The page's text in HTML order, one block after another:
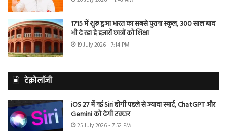
1715 में शुरू हुआ भारत का सबसे पुराना स्कूल, 300 साल बाद
भी दे रहा है हजारों छात्रों को शिक्षा
19 July 2026 - 7:14 PM
टेक्नोलॉजी
iOS 27 में नई Siri होगी पहले से ज्यादा स्मार्ट, ChatGPT और
Gemini को देगी टक्कर
25 July 2026 - 7:52 PM